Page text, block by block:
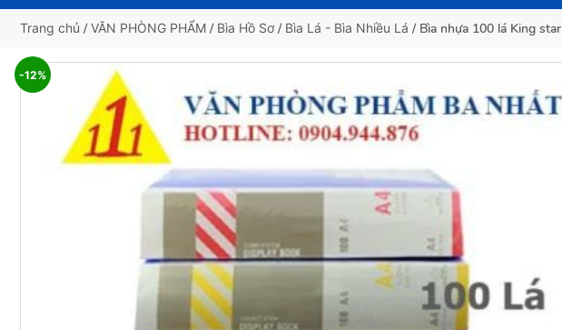
Trang chủ /VĂN PHÒNG PHẨM / Bìa Hồ Sơ/ Bìa Lá - Bìa Nhiều Lá / Bìa nhựa 100 lá King star
-12%